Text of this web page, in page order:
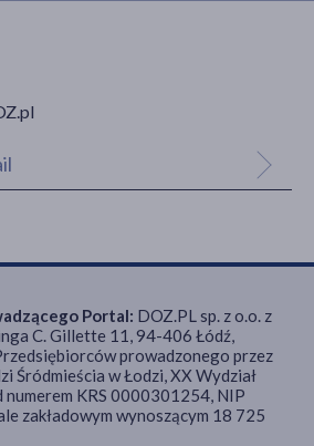
Portal: DOZ.PL sp. z o.o. z
C. Gillette 11, 94-406 Łódź,
prowadzonego przez
Śródmieścia w Łodzi, XX Wydział
numerem KRS 0000301254, NIP
zakładowym wynoszącym 18 725